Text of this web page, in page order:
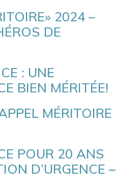
2024 –
DE
: UNE
BIEN MÉRITÉE!
MÉRITOIRE
POUR 20 ANS
D’URGENCE –